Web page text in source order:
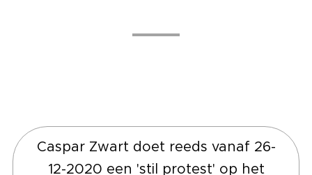
Caspar Zwart doet reeds vanaf 26-
12-2020 een 'stil protest' op het